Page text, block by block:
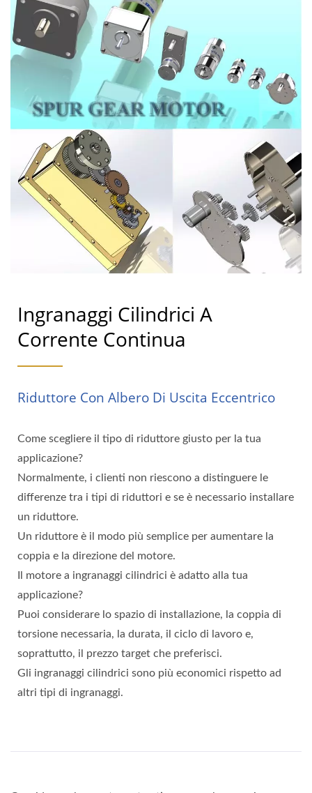
Ingranaggi Cilindrici A
Corrente Continua
Riduttore Con Albero Di Uscita Eccentrico
Come scegliere il tipo di riduttore giusto per la tua
applicazione?
Normalmente, i clienti non riescono a distinguere le
differenze tra i tipi di riduttori e se è necessario installare
un riduttore.
Un riduttore è il modo più semplice per aumentare la
coppia e la direzione del motore.
Il motore a ingranaggi cilindrici è adatto alla tua
applicazione?
Puoi considerare lo spazio di installazione, la coppia di
torsione necessaria, la durata, il ciclo di lavoro e,
soprattutto, il prezzo target che preferisci.
Gli ingranaggi cilindrici sono più economici rispetto ad
altri tipi di ingranaggi.